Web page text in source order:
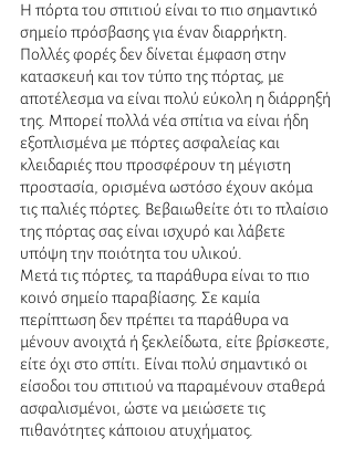
Η πόρτα του σπιτιού είναι το πιο σημαντικό
σημείο πρόσβασης για έναν διαρρήκτη.
Πολλές φορές δεν δίνεται έμφαση στην
κατασκευή και τον τύπο της πόρτας, με
αποτέλεσμα να είναι πολύ εύκολη η διάρρηξή
της. Μπορεί πολλά νέα σπίτια να είναι ήδη
εξοπλισμένα με πόρτες ασφαλείας και
κλειδαριές που προσφέρουν τη μέγιστη
προστασία, ορισμένα ωστόσο έχουν ακόμα
τις παλιές πόρτες. Βεβαιωθείτε ότι το πλαίσιο
της πόρτας σας είναι ισχυρό και λάβετε
υπόψη την ποιότητα του υλικού.
Μετά τις πόρτες, τα παράθυρα είναι το πιο
κοινό σημείο παραβίασης. Σε καμία
περίπτωση δεν πρέπει τα παράθυρα να
μένουν ανοιχτά ή ξεκλείδωτα, είτε βρίσκεστε,
είτε όχι στο σπίτι. Είναι πολύ σημαντικό οι
είσοδοι του σπιτιού να παραμένουν σταθερά
ασφαλισμένοι, ώστε να μειώσετε τις
πιθανότητες κάποιου ατυχήματος.